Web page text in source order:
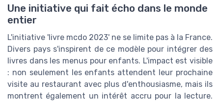
Une initiative qui fait écho dans le monde
entier
L'initiative 'livre mcdo 2023' ne se limite pas à la France.
Divers pays s'inspirent de ce modèle pour intégrer des
livres dans les menus pour enfants. L'impact est visible
: non seulement les enfants attendent leur prochaine
visite au restaurant avec plus d'enthousiasme, mais ils
montrent également un intérêt accru pour la lecture.